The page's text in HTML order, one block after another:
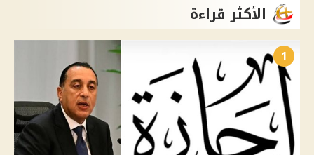
الأكثر قراءة
1